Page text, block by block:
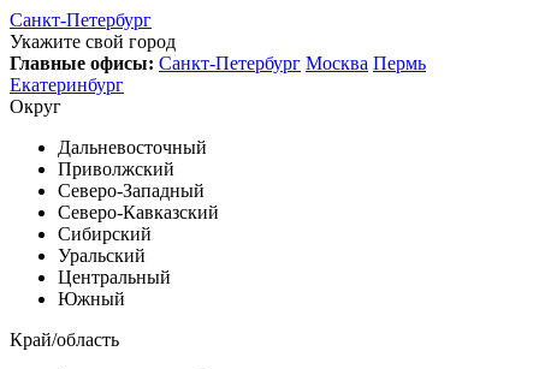
Санкт-Петербург
Укажите свой город
Главные офисы: Санкт-Петербург Москва Пермь
Екатеринбург
Округ
Дальневосточный
Приволжский
Северо-Западный
Северо-Кавказский
Сибирский
Уральский
Центральный
Южный
Край/область